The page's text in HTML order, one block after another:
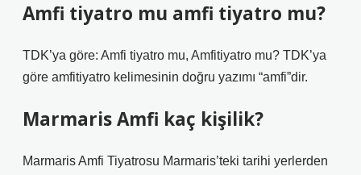
Amfi tiyatro mu amfi tiyatro mu?
TDK’ya göre: Amfi tiyatro mu, Amfitiyatro mu? TDK’ya
göre amfitiyatro kelimesinin doğru yazımı “amfi”dir.
Marmaris Amfi kaç kişilik?
Marmaris Amfi Tiyatrosu Marmaris’teki tarihi yerlerden